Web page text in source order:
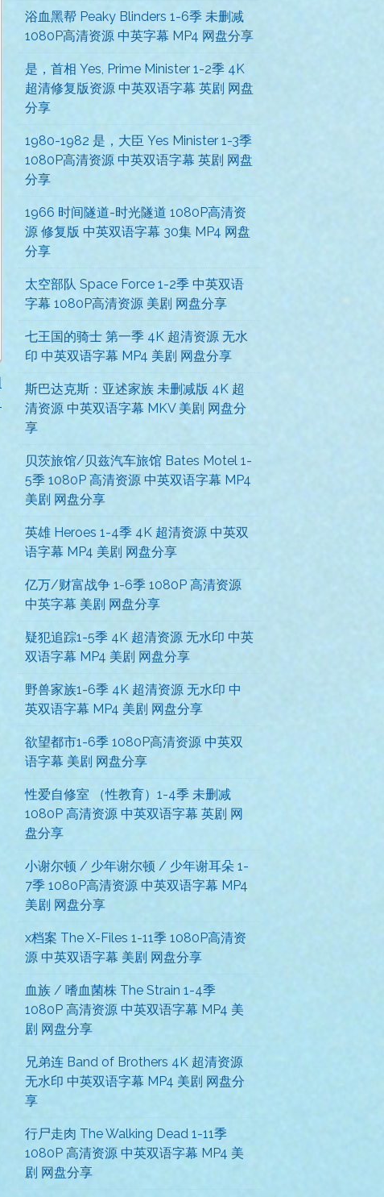
浴血黑帮 Peaky Blinders 1-6季 未删减
1080P高清资源 中英字幕 MP4 网盘分享
是，首相 Yes, Prime Minister 1-2季 4K
超清修复版资源 中英双语字幕 英剧 网盘
分享
1980-1982 是，大臣 Yes Minister 1-3季
1080P高清资源 中英双语字幕 英剧 网盘
分享
1966 时间隧道-时光隧道 1080P高清资
源 修复版 中英双语字幕 30集 MP4 网盘
分享
太空部队 Space Force 1-2季 中英双语
字幕 1080P高清资源 美剧 网盘分享
七王国的骑士 第一季 4K 超清资源 无水
印 中英双语字幕 MP4 美剧 网盘分享
斯巴达克斯：亚述家族 未删减版 4K 超
清资源 中英双语字幕 MKV 美剧 网盘分
享
贝茨旅馆/贝兹汽车旅馆 Bates Motel 1-
5季 1080P 高清资源 中英双语字幕 MP4
美剧 网盘分享
英雄 Heroes 1-4季 4K 超清资源 中英双
语字幕 MP4 美剧 网盘分享
亿万/财富战争 1-6季 1080P 高清资源
中英字幕 美剧 网盘分享
疑犯追踪1-5季 4K 超清资源 无水印 中英
双语字幕 MP4 美剧 网盘分享
野兽家族1-6季 4K 超清资源 无水印 中
英双语字幕 MP4 美剧 网盘分享
欲望都市1-6季 1080P高清资源 中英双
语字幕 美剧 网盘分享
性爱自修室 （性教育）1-4季 未删减
1080P 高清资源 中英双语字幕 英剧 网
盘分享
小谢尔顿 / 少年谢尔顿 / 少年谢耳朵 1-
7季 1080P高清资源 中英双语字幕 MP4
美剧 网盘分享
x档案 The X-Files 1-11季 1080P高清资
源 中英双语字幕 美剧 网盘分享
血族 / 嗜血菌株 The Strain 1-4季
1080P 高清资源 中英双语字幕 MP4 美
剧 网盘分享
兄弟连 Band of Brothers 4K 超清资源
无水印 中英双语字幕 MP4 美剧 网盘分
享
行尸走肉 The Walking Dead 1-11季
1080P 高清资源 中英双语字幕 MP4 美
剧 网盘分享